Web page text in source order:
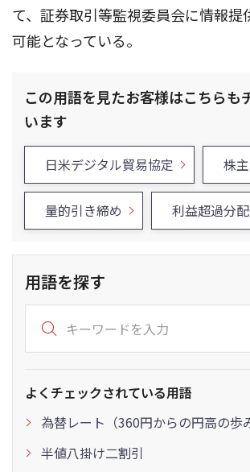
て、証券取引等監視委員会に情報提
可能となっている。
この用語を見たお客様はこちらも
います
日米デジタル貿易協定 株
量的引き締め 利益超過分
用語を探す
よくチェックされている用語
為替レート（360円からの円高の歩
半値八掛け二割引